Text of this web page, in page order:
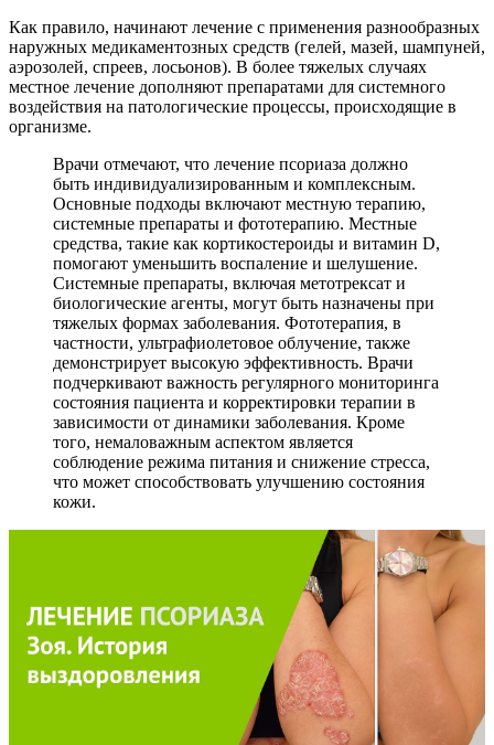
Как правило, начинают лечение с применения разнообразных
наружных медикаментозных средств (гелей, мазей, шампуней,
аэрозолей, спреев, лосьонов). В более тяжелых случаях
местное лечение дополняют препаратами для системного
воздействия на патологические процессы, происходящие в
организме.
Врачи отмечают, что лечение псориаза должно
быть индивидуализированным и комплексным.
Основные подходы включают местную терапию,
системные препараты и фототерапию. Местные
средства, такие как кортикостероиды и витамин D,
помогают уменьшить воспаление и шелушение.
Системные препараты, включая метотрексат и
биологические агенты, могут быть назначены при
тяжелых формах заболевания. Фототерапия, в
частности, ультрафиолетовое облучение, также
демонстрирует высокую эффективность. Врачи
подчеркивают важность регулярного мониторинга
состояния пациента и корректировки терапии в
зависимости от динамики заболевания. Кроме
того, немаловажным аспектом является
соблюдение режима питания и снижение стресса,
что может способствовать улучшению состояния
кожи.